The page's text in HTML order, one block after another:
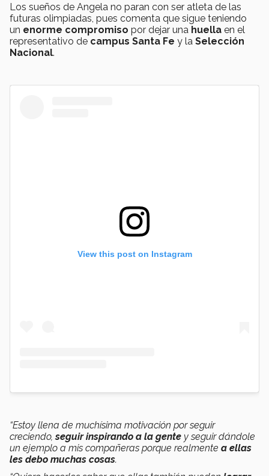
Los sueños de Angela no paran con ser atleta de las
futuras olimpiadas, pues comenta que sigue teniendo
un enorme compromiso por dejar una huella en el
representativo de campus Santa Fe y la Selección
Nacional.
View this post on Instagram
“Estoy llena de muchísima motivación por seguir
creciendo,seguir inspirando a la gente y seguir dándole
un ejemplo a mis compañeras porque realmente a ellas
les debo muchas cosas.